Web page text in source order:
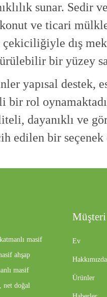
sunar. Sedir
ve ticari
dış
bir yüzey
yapısal
bir rol
dayanıklı ve
edilen bir
masif
ahşap
masif
net doğal
Ev
Hakkımızda
Ürünler